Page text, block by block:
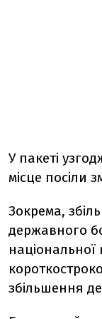
У пакеті
місце посіли
Зокрема,
державного
збільшення